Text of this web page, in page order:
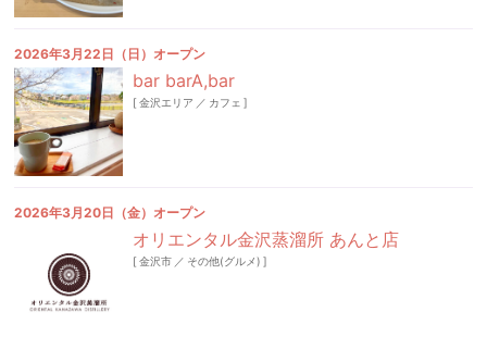
2026年3月22日（日）オープン
bar barA,bar
[金沢エリア ／ カフェ ]
2026年3月20日（金）オープン
オリエンタル金沢蒸溜所 あんと店
[金沢市 ／ その他(グルメ) ]